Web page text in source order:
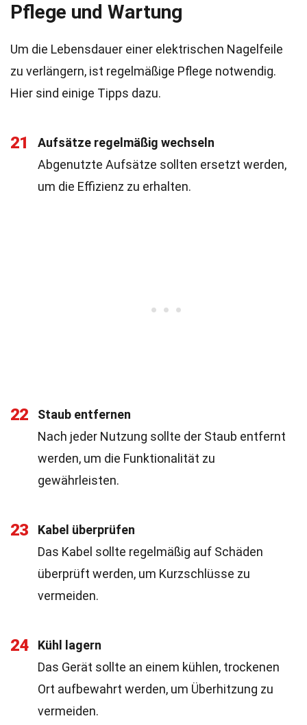
Pflege und Wartung
Um die Lebensdauer einer elektrischen Nagelfeile
zu verlängern, ist regelmäßige Pflege notwendig.
Hier sind einige Tipps dazu.
21
Aufsätze regelmäßig wechseln
Abgenutzte Aufsätze sollten ersetzt werden,
um die Effizienz zu erhalten.
22
Staub entfernen
Nach jeder Nutzung sollte der Staub entfernt
werden, um die Funktionalität zu
gewährleisten.
23
Kabel überprüfen
Das Kabel sollte regelmäßig auf Schäden
überprüft werden, um Kurzschlüsse zu
vermeiden.
24
Kühl lagern
Das Gerät sollte an einem kühlen, trockenen
Ort aufbewahrt werden, um Überhitzung zu
vermeiden.